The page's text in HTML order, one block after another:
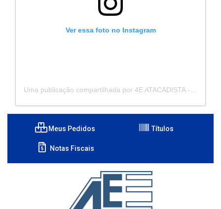
Ver essa foto no Instagram
Meus Pedidos Títulos
Notas Fiscais